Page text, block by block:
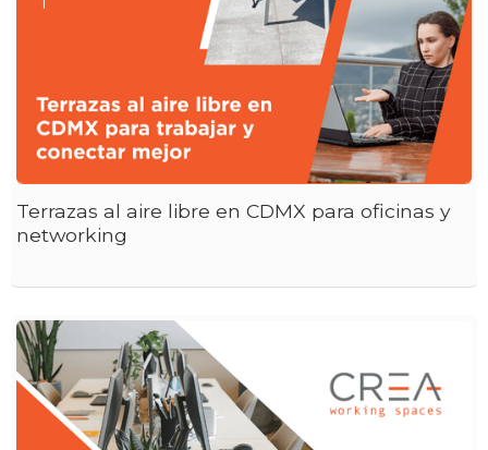
Terrazas al aire libre en CDMX para oficinas y
networking